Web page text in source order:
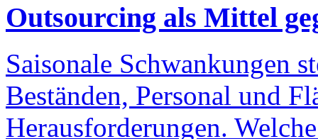
Outsourcing als Mittel
Saisonale Schwankungen
Beständen, Personal und
Herausforderungen.